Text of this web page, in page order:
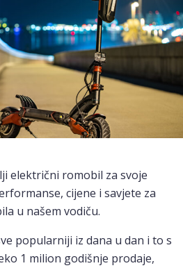
električni romobil za svoje
cijene i savjete za
u našem vodiču.
popularniji iz dana u dan i to s
1 milion godišnje prodaje,